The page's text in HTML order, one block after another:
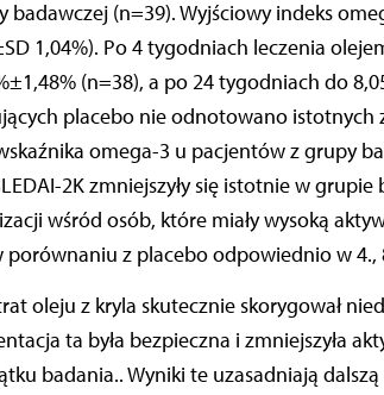
badawczej (n=39). Wyjściowy indeks
1,04%). Po 4 tygodniach leczenia
(n=38), a po 24 tygodniach do
placebo nie odnotowano istotnych
omega-3 u pacjentów z grupy
2K zmniejszyły się istotnie w
wśród osób, które miały wysoką
porównaniu z placebo odpowiednio w 4.,
oleju z kryla skutecznie skorygował
ta była bezpieczna i zmniejszyła
badania.. Wyniki te uzasadniają